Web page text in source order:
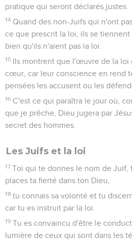
pratique qui seront déclarés justes.
14 Quand des non-Juifs qui n'ont
ce que prescrit la loi, ils se tiennent
bien qu'ils n'aient pas la loi.
15 Ils montrent que l'œuvre de la loi
cœur, car leur conscience en rend
pensées les accusent ou les
16 C'est ce qui paraîtra le jour où,
que je prêche, Dieu jugera par
secret des hommes.
Les Juifs et la loi
17 Toi qui te donnes le nom de Juif,
places ta fierté dans ton Dieu,
18 tu connais sa volonté et tu
car tu es instruit par la loi.
19 Tu es convaincu d'être le
lumière de ceux qui sont dans les